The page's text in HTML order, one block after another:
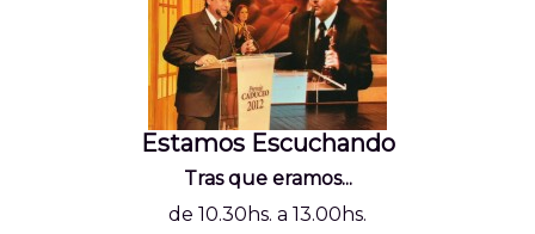
Estamos Escuchando
Tras que eramos...
de 10.30hs. a 13.00hs.